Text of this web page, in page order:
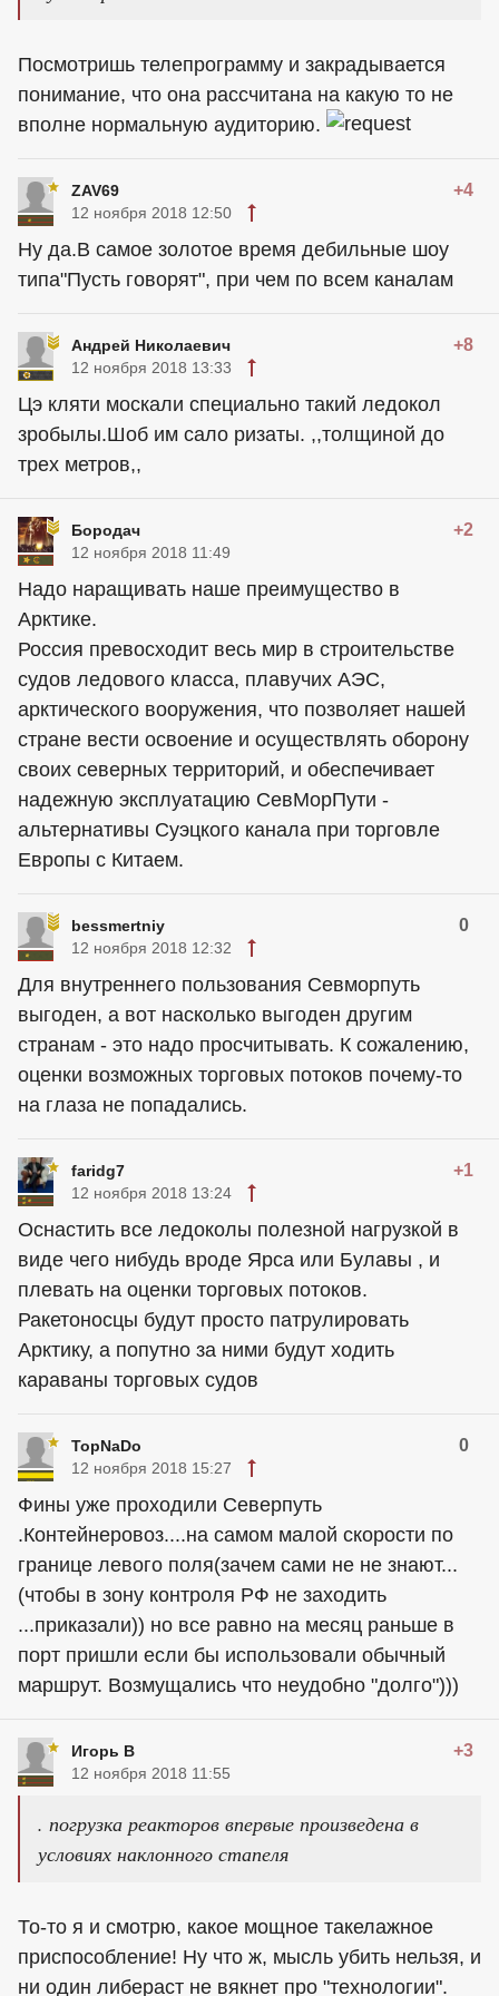
Посмотришь телепрограмму и закрадывается
понимание, что она рассчитана на какую то не
вполне нормальную аудиторию.
ZAV69 +4
12 ноября 2018 12:50
Ну да.В самое золотое время дебильные шоу
типа"Пусть говорят", при чем по всем каналам
Андрей Николаевич +8
12 ноября 2018 13:33
Цэ кляти москали специально такий ледокол
зробылы.Шоб им сало ризаты. ,,толщиной до
трех метров,,
Бородач +2
12 ноября 2018 11:49
Надо наращивать наше преимущество в
Арктике.
Россия превосходит весь мир в строительстве
судов ледового класса, плавучих АЭС,
арктического вооружения, что позволяет нашей
стране вести освоение и осуществлять оборону
своих северных территорий, и обеспечивает
надежную эксплуатацию СевМорПути -
альтернативы Суэцкого канала при торговле
Европы с Китаем.
bessmertniy 0
12 ноября 2018 12:32
Для внутреннего пользования Севморпуть
выгоден, а вот насколько выгоден другим
странам - это надо просчитывать. К сожалению,
оценки возможных торговых потоков почему-то
на глаза не попадались.
faridg7 +1
12 ноября 2018 13:24
Оснастить все ледоколы полезной нагрузкой в
виде чего нибудь вроде Ярса или Булавы , и
плевать на оценки торговых потоков.
Ракетоносцы будут просто патрулировать
Арктику, а попутно за ними будут ходить
караваны торговых судов
TopNaDo 0
12 ноября 2018 15:27
Фины уже проходили Северпуть
.Контейнеровоз....на самом малой скорости по
границе левого поля(зачем сами не не знают...
(чтобы в зону контроля РФ не заходить
...приказали)) но все равно на месяц раньше в
порт пришли если бы использовали обычный
маршрут. Возмущались что неудобно "долго")))
Игорь В +3
12 ноября 2018 11:55
. погрузка реакторов впервые произведена в
условиях наклонного стапеля
То-то я и смотрю, какое мощное такелажное
приспособление! Ну что ж, мысль убить нельзя, и
ни один либераст не вякнет про "технологии".